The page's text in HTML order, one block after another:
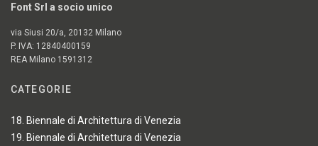
Font Srl a socio unico
via Siusi 20/a, 20132 Milano
P. IVA: 12840400159
REA Milano 1591312
CATEGORIE
18. Biennale di Architettura di Venezia
19. Biennale di Architettura di Venezia